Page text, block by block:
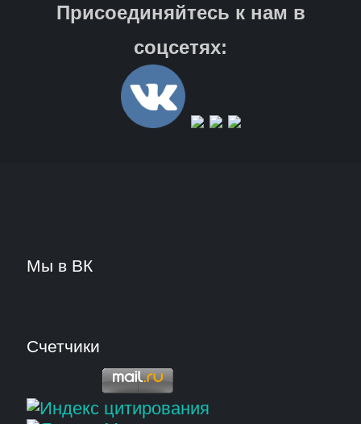
Присоединяйтесь к нам в
соцсетях:
Мы в ВК
Счетчики